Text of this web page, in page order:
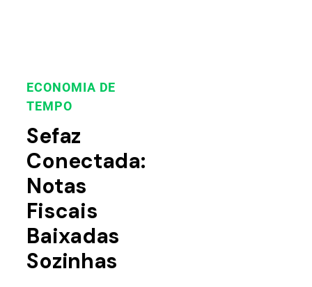
ECONOMIA DE
TEMPO
Sefaz
Conectada:
Notas
Fiscais
Baixadas
Sozinhas